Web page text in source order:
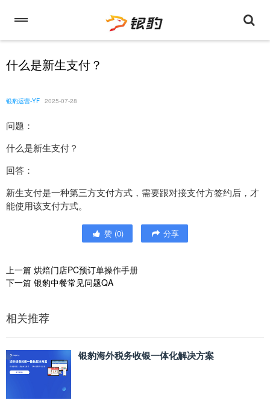
什么是新生支付？
银豹运营-YF 2025-07-28
问题：
什么是新生支付？
回答：
新生支付是一种第三方支付方式，需要跟对接支付方签约后，才
能使用该支付方式。
赞 (0) 分享
上一篇 烘焙门店PC预订单操作手册
下一篇 银豹中餐常见问题QA
相关推荐
银豹海外税务收银一体化解决方案